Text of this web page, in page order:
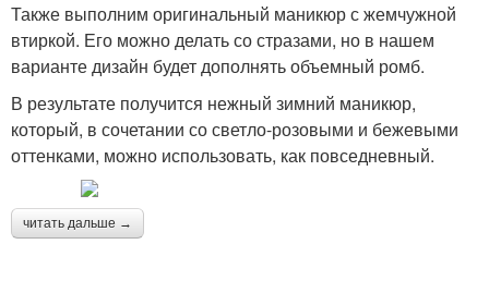
Также выполним оригинальный маникюр с жемчужной
втиркой. Его можно делать со стразами, но в нашем
варианте дизайн будет дополнять объемный ромб.
В результате получится нежный зимний маникюр,
который, в сочетании со светло-розовыми и бежевыми
оттенками, можно использовать, как повседневный.
читать дальше →